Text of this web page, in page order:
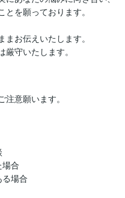
を願っております。
お伝えいたします。
意願います。
合
場合